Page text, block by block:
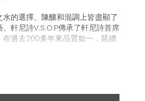
的選擇、陳釀和混調上皆盡顯了
軒尼詩V.S.O.P傳承了軒尼詩首席
在過去200多年來品質如一，延續